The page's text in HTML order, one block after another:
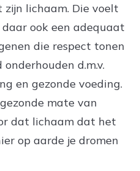
lichaam. Die voelt
ook een adequaat
die respect tonen
d.m.v.
en gezonde voeding.
mate van
dat lichaam dat het
op aarde je dromen